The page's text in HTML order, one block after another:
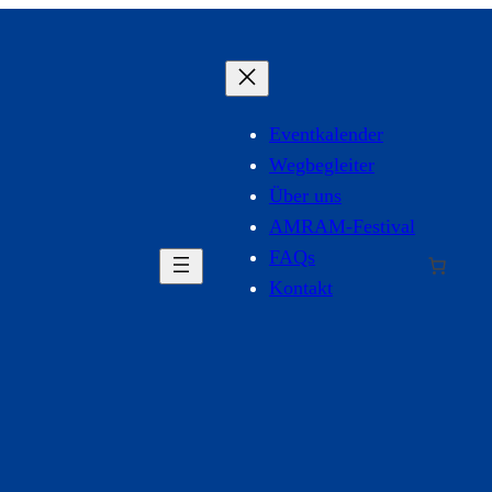
Eventkalender
Wegbegleiter
Über uns
AMRAM-Festival
FAQs
Kontakt